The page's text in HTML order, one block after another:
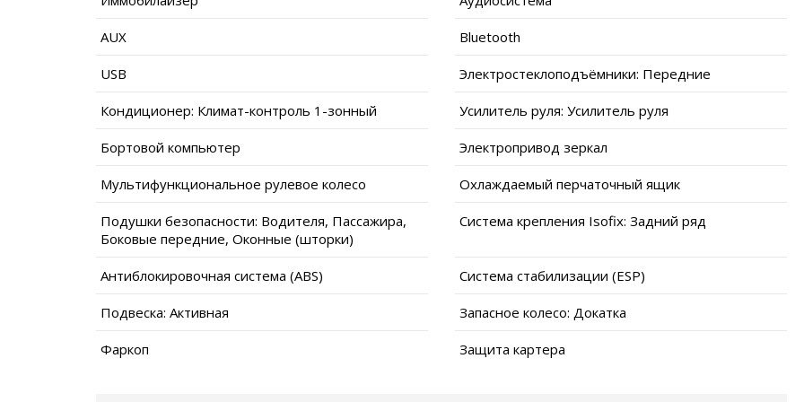
AUX Bluetooth
USB Электростеклоподъёмники: Передние
Кондиционер: Климат-контроль 1-зонный Усилитель руля: Усилитель руля
Бортовой компьютер Электропривод зеркал
Мультифункциональное рулевое колесо Охлаждаемый перчаточный ящик
Подушки безопасности: Водителя, Пассажира,
Боковые передние, Оконные (шторки)
Система крепления Isofix: Задний ряд
Антиблокировочная система (ABS) Система стабилизации (ESP)
Подвеска: Активная Запасное колесо: Докатка
Фаркоп Защита картера